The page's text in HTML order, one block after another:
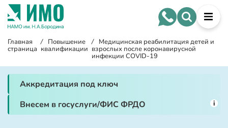
Главная
страница
/ Повышение
квалификации
/ Медицинская реабилитация детей и
взрослых после коронавирусной
инфекции COVID-19
Аккредитация под ключ
Внесем в госуслуги/ФИС ФРДО
i